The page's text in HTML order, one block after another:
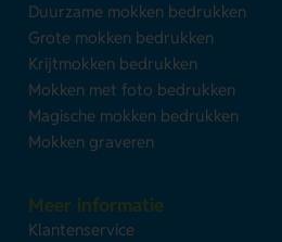
Duurzame mokken bedrukken
Grote mokken bedrukken
Krijtmokken bedrukken
Mokken met foto bedrukken
Magische mokken bedrukken
Mokken graveren
Meer informatie
Klantenservice